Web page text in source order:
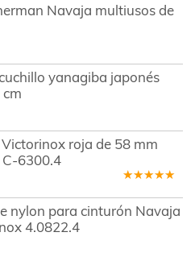
Navaja multiusos de
yanagiba japonés
roja de 58 mm
6300.4
en5.00de
5
nylon para cinturón Navaja
4.0822.4